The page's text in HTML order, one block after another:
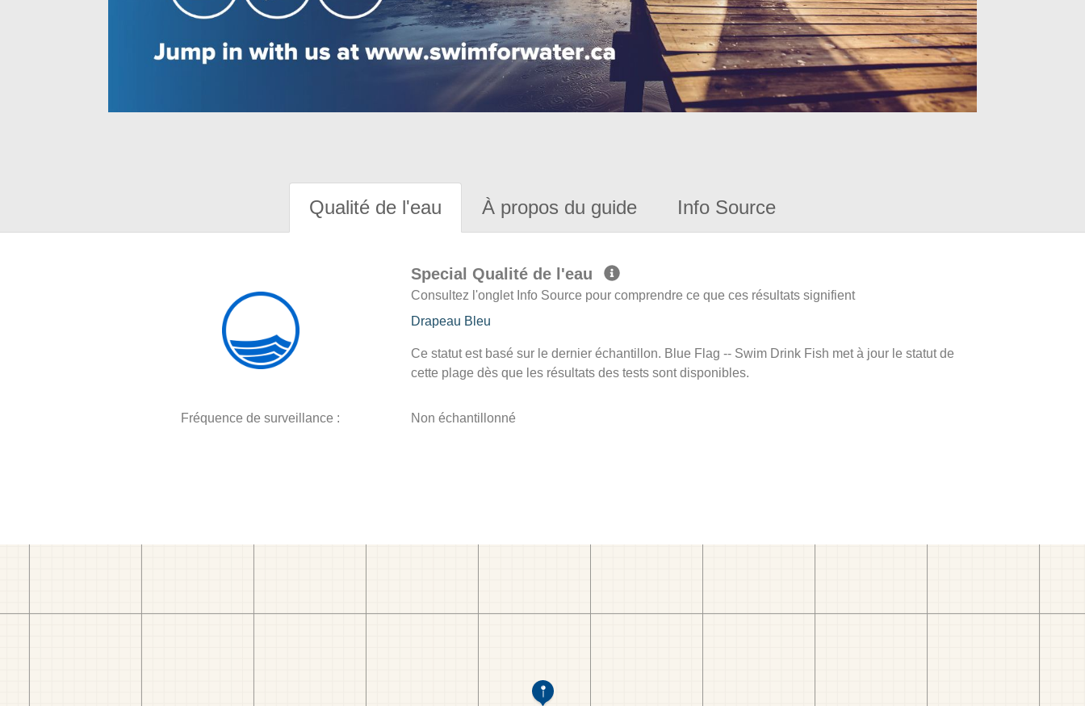
Qualité de l'eau À propos du guide Info Source
Special Qualité de l'eau
Consultez l'onglet Info Source pour comprendre ce que ces résultats signifient
Drapeau Bleu
Ce statut est basé sur le dernier échantillon. Blue Flag -- Swim Drink Fish met à jour le statut de
cette plage dès que les résultats des tests sont disponibles.
Fréquence de surveillance : Non échantillonné